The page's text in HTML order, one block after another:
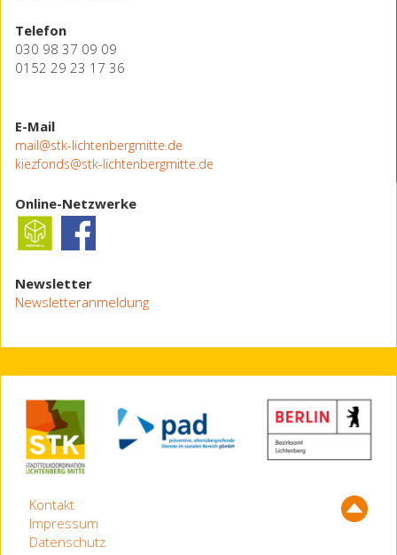
Telefon
030 98 37 09 09
0152 29 23 17 36
E-Mail
mail@stk-lichtenbergmitte.de
kiezfonds@stk-lichtenbergmitte.de
Online-Netzwerke
Newsletter
Newsletteranmeldung
Kontakt
Impressum
Datenschutz